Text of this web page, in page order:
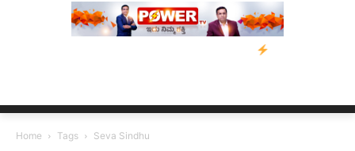
ನ್ಯೂಸ್ ಕಾರ್ಪ್‌ಗೆ
Home Tags Seva Sindhu